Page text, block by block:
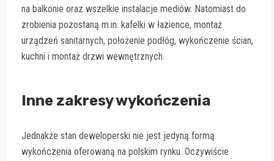
na balkonie oraz wszelkie instalacje mediów. Natomiast do
zrobienia pozostaną m.in. kafelki w łazience, montaż
urządzeń sanitarnych, położenie podłóg, wykończenie ścian,
kuchni i montaż drzwi wewnętrznych.
Inne zakresy wykończenia
Jednakże stan deweloperski nie jest jedyną formą
wykończenia oferowaną na polskim rynku. Oczywiście